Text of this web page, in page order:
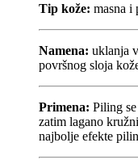
Tip kože: masna i
Namena: uklanja
površnog sloja
Primena: Piling
zatim lagano
najbolje efekte